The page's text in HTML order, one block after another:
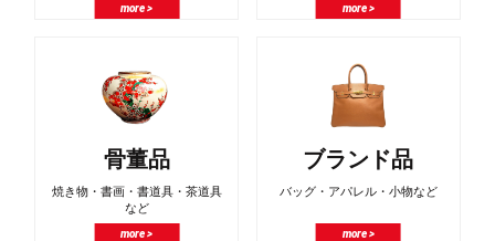
more > more >
骨董品
焼き物・書画・書道具・茶道具
など
more >
ブランド品
バッグ・アパレル・小物など
more >